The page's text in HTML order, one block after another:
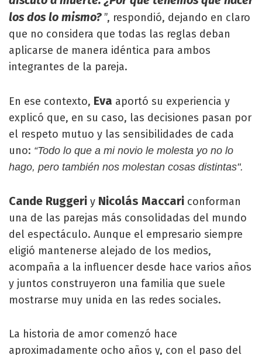
los dos lo mismo?”, respondió, dejando en claro
que no considera que todas las reglas deban
aplicarse de manera idéntica para ambos
integrantes de la pareja.
En ese contexto, Eva aportó su experiencia y
explicó que, en su caso, las decisiones pasan por
el respeto mutuo y las sensibilidades de cada
uno: “Todo lo que a mi novio le molesta yo no lo
hago, pero también nos molestan cosas distintas".
Cande Ruggeri y Nicolás Maccari conforman
una de las parejas más consolidadas del mundo
del espectáculo. Aunque el empresario siempre
eligió mantenerse alejado de los medios,
acompaña a la influencer desde hace varios años
y juntos construyeron una familia que suele
mostrarse muy unida en las redes sociales.
La historia de amor comenzó hace
aproximadamente ocho años y, con el paso del